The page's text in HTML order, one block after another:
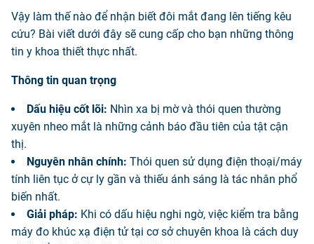
Vậy làm thế nào để nhận biết đôi mắt đang lên tiếng kêu
cứu? Bài viết dưới đây sẽ cung cấp cho bạn những thông
tin y khoa thiết thực nhất.
Thông tin quan trọng
Dấu hiệu cốt lõi: Nhìn xa bị mờ và thói quen thường
xuyên nheo mắt là những cảnh báo đầu tiên của tật cận
thị.
Nguyên nhân chính: Thói quen sử dụng điện thoại/máy
tính liên tục ở cự ly gần và thiếu ánh sáng là tác nhân phổ
biến nhất.
Giải pháp: Khi có dấu hiệu nghi ngờ, việc kiểm tra bằng
máy đo khúc xạ điện tử tại cơ sở chuyên khoa là cách duy